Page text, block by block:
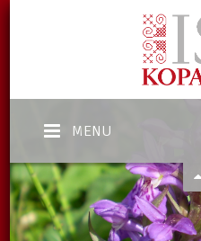
MENU